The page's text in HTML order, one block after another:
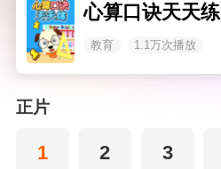
心算口诀天天练
教育 1.1万次播放
正片
1 2 3